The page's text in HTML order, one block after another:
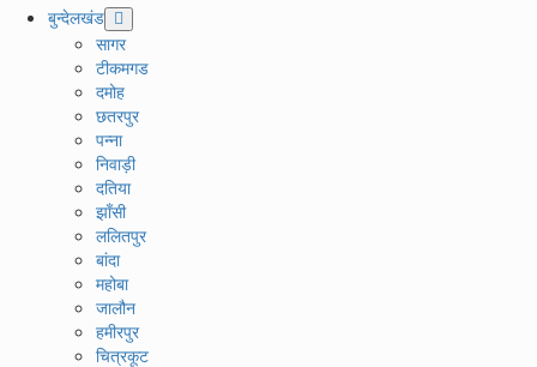
बुन्देलखंड
सागर
टीकमगड
दमोह
छतरपुर
पन्ना
निवाड़ी
दतिया
झाँसी
ललितपुर
बांदा
महोबा
जालौन
हमीरपुर
चित्रकूट